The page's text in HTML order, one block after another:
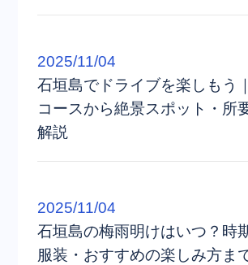
2025/11/04
石垣島でドライブを楽しもう
コースから絶景スポット・所
解説
2025/11/04
石垣島の梅雨明けはいつ？時
服装・おすすめの楽しみ方ま